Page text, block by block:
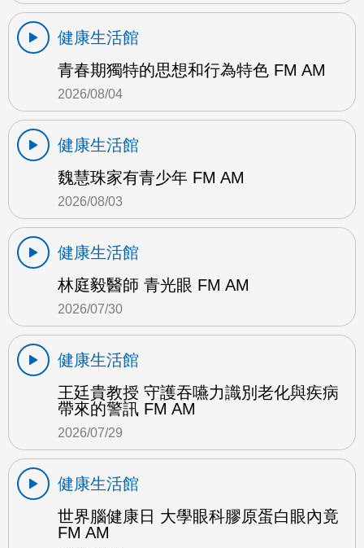
健康生活館
青春期獨特的思想和行為特色 FM AM
2026/08/04
健康生活館
魏慧珠家有青少年 FM AM
2026/08/03
健康生活館
林庭毅醫師 青光眼 FM AM
2026/07/30
健康生活館
王廷貴教授 守護吞嚥力識別老化與疾病
帶來的警訊 FM AM
2026/07/29
健康生活館
世界腦健康日 大學眼科膠原蛋白眼內竟
FM AM